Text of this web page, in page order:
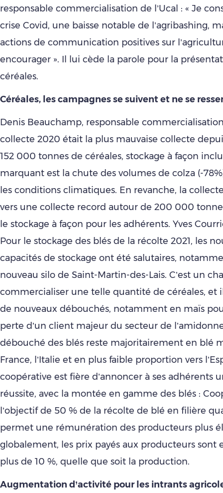
responsable commercialisation de l’Ucal : « Je
crise Covid, une baisse notable de l’agribashing,
actions de communication positives sur
encourager ». Il lui cède la parole pour la
céréales.
Céréales, les campagnes se suivent et ne se
Denis Beauchamp, responsable
collecte 2020 était la plus mauvaise collecte
152 000 tonnes de céréales, stockage à façon
marquant est la chute des volumes de colza (-
les conditions climatiques. En revanche, la
vers une collecte record autour de 200 000
le stockage à façon pour les adhérents. Yves
Pour le stockage des blés de la récolte 2021, les
capacités de stockage ont été salutaires,
nouveau silo de Saint-Martin-des-Lais. C’est un
commercialiser une telle quantité de céréales, et
de nouveaux débouchés, notamment en maïs
perte d’un client majeur du secteur de
débouché des blés reste majoritairement en blé
France, l’Italie et en plus faible proportion vers
coopérative est fière d’annoncer à ses adhérents
réussite, avec la montée en gamme des blés :
l’objectif de 50 % de la récolte de blé en filière
permet une rémunération des producteurs plus
globalement, les prix payés aux producteurs sont
plus de 10 %, quelle que soit la production.
Augmentation d’activité pour les intrants